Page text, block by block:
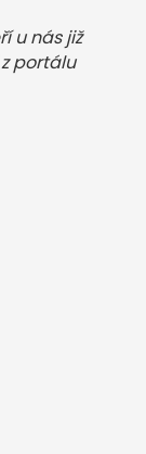
u nás již
portálu